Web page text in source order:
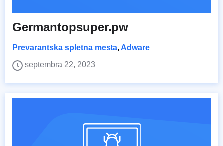
Germantopsuper.pw
Prevarantska spletna mesta, Adware
septembra 22, 2023